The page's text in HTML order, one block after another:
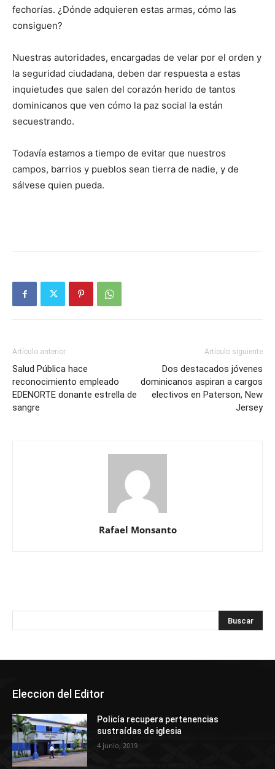
fechorías. ¿Dónde adquie­ren estas armas, cómo las
consiguen?
Nuestras autoridades, encargadas de velar por el orden y
la seguridad ciuda­dana, deben dar respuesta a estas
inquietudes que salen del corazón herido de tantos
dominicanos que ven cómo la paz social la están
secuestrando.
Todavía estamos a tiempo de evitar que nuestros
campos, barrios y pueblos sean tierra de nadie, y de
sálvese quien pueda.
Artículo anterior
Salud Pública hace
reconocimiento empleado
EDENORTE donante estrella de
sangre
Artículo siguiente
Dos destacados jóvenes
dominicanos aspiran a cargos
electivos en Paterson, New
Jersey
Rafael Monsanto
Eleccion del Editor
Policía recupera pertenencias
sustraídas de iglesia
4 junio, 2019